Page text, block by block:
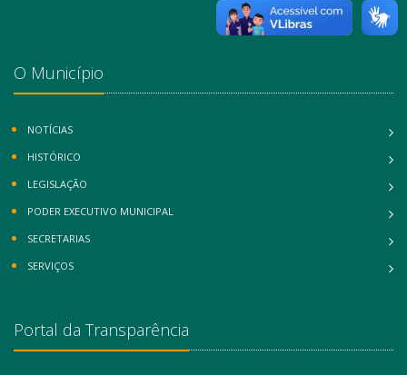
O Município
NOTÍCIAS
HISTÓRICO
LEGISLAÇÃO
PODER EXECUTIVO MUNICIPAL
SECRETARIAS
SERVIÇOS
Portal da Transparência